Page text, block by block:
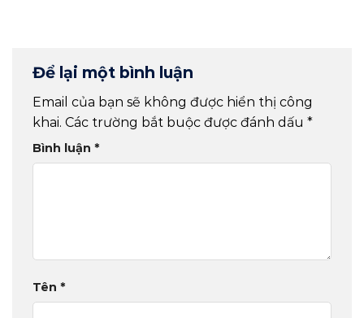
Để lại một bình luận
Email của bạn sẽ không được hiển thị công
khai. Các trường bắt buộc được đánh dấu *
Bình luận *
Tên *